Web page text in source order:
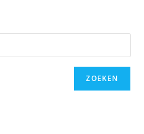
ZOEKEN